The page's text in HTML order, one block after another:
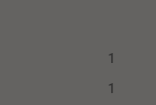
1
1